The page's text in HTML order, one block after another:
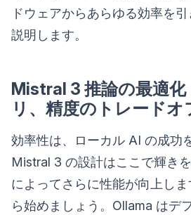
ドウェアからあらゆる効率を
説明します。
Mistral 3 推論の最適化
リ、精度のトレードオ
効率性は、ローカル AI の成功
Mistral 3 の設計はここで輝き
によってさらに性能が向上し
ら始めましょう。Ollama はデ